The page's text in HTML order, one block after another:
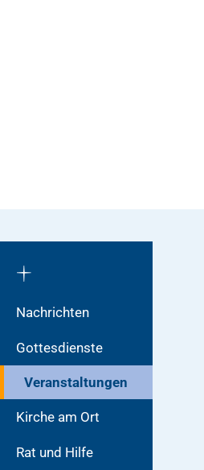
Nachrichten
Gottesdienste
Veranstaltungen
Kirche am Ort
Rat und Hilfe